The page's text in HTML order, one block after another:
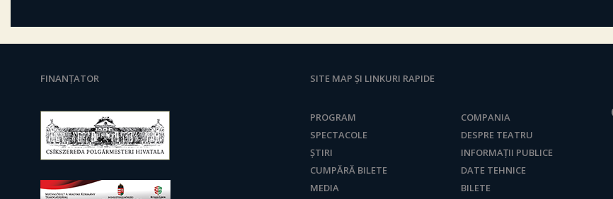
FINANȚATOR SITE MAP ȘI LINKURI RAPIDE
PROGRAM
SPECTACOLE
ȘTIRI
CUMPĂRĂ BILETE
MEDIA
COMPANIA
DESPRE TEATRU
INFORMAȚII PUBLICE
DATE TEHNICE
BILETE